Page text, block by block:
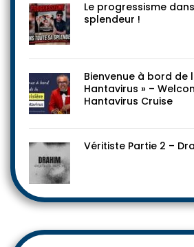
Le progressisme
splendeur !
Bienvenue à bord de
Hantavirus » –
Hantavirus Cruise
Véritiste Partie 2 –